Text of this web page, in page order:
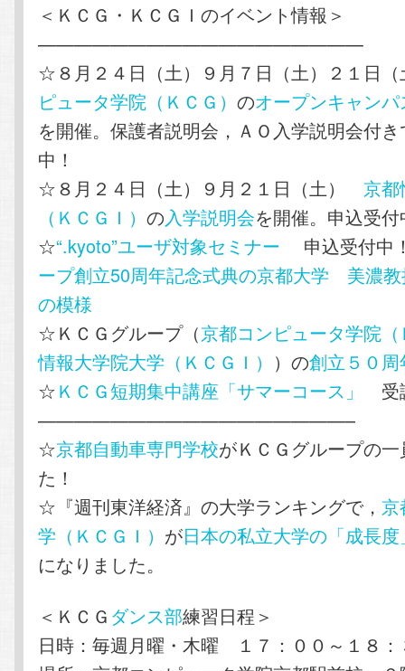
＜ＫＣＧ・ＫＣＧＩのイベント情報＞
——————————————————
☆８月２４日（土）９月７日（土）２１日
ピュータ学院（ＫＣＧ）のオープンキャン
を開催。保護者説明会，ＡＯ入学説明会付
中！
☆８月２４日（土）９月２１日（土） 京
（ＫＣＧＩ）の入学説明会を開催。申込受
☆“.kyoto”ユーザ対象セミナー
申込受付
ープ創立50周年記念式典の京都大学 美濃
の模様
☆ＫＣＧグループ（京都コンピュータ学院
情報大学院大学（ＫＣＧＩ） ）の創立５０
☆ＫＣＧ短期集中講座「サマーコース」
受
—————————————————–
☆京都自動車専門学校がＫＣＧグループの
た！
☆『週刊東洋経済』の大学ランキングで，
学（ＫＣＧＩ） が日本の私立大学の「成長
になりました。
＜ＫＣＧ ダンス部練習日程＞
日時：毎週月曜・木曜 １７：００～１８：